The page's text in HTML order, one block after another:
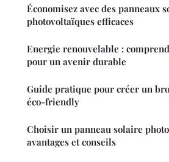
Économisez avec des panneaux
photovoltaïques efficaces
Energie renouvelable :
pour un avenir durable
Guide pratique pour créer un
éco-friendly
Choisir un panneau solaire
avantages et conseils